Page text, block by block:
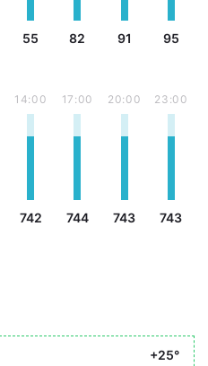
55 82 91 95
14:00
742
17:00
744
20:00
743
23:00
743
+25°